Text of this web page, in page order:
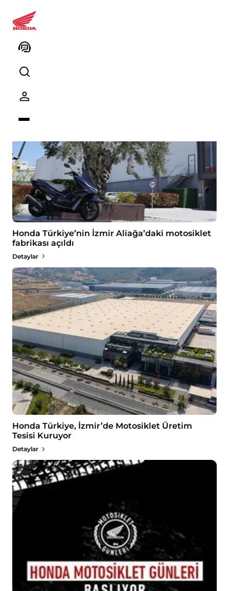
Motosiklet
Honda Türkiye’nin İzmir Aliağa’daki motosiklet
fabrikası açıldı
Detaylar
Honda Türkiye, İzmir’de Motosiklet Üretim
Tesisi Kuruyor
Detaylar